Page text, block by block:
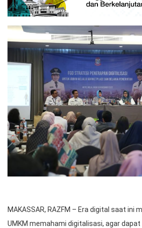
MAKASSAR, RAZFM – Era digital saat ini
UMKM memahami digitalisasi, agar